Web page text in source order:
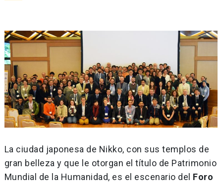
La ciudad japonesa de Nikko, con sus templos de
gran belleza y que le otorgan el título de Patrimonio
Mundial de la Humanidad, es el escenario del Foro